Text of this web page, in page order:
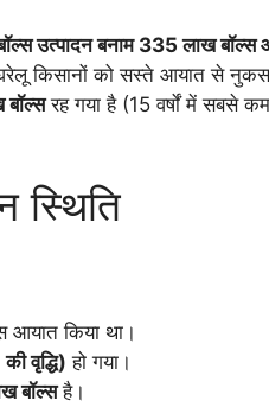
उत्पादन बनाम 335 लाख बॉल्स
किसानों को सस्ते आयात से
रह गया है (15 वर्षों में सबसे
स्थिति
आयात किया था।
वृद्धि) हो गया।
बॉल्सहै।